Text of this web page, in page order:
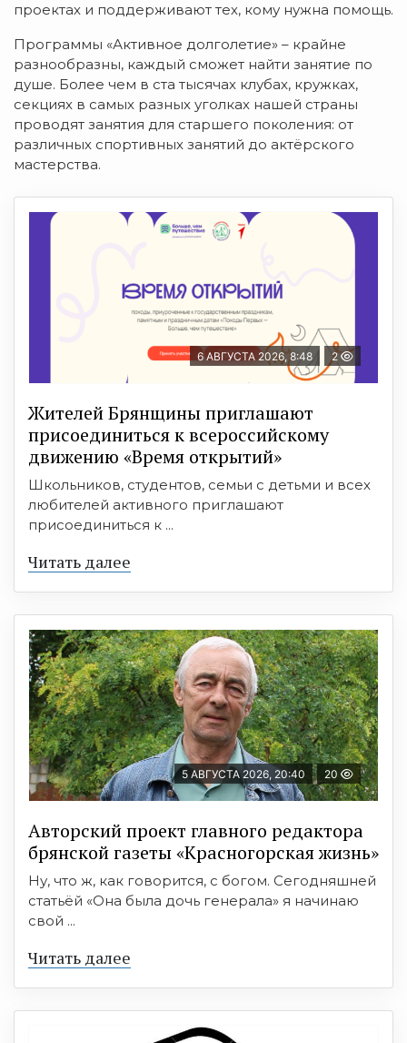
проектах и поддерживают тех, кому нужна помощь.
Программы «Активное долголетие» – крайне
разнообразны, каждый сможет найти занятие по
душе. Более чем в ста тысячах клубах, кружках,
секциях в самых разных уголках нашей страны
проводят занятия для старшего поколения: от
различных спортивных занятий до актёрского
мастерства.
6 АВГУСТА 2026, 8:48 2
Жителей Брянщины приглашают
присоединиться к всероссийскому
движению «Время открытий»
Школьников, студентов, семьи с детьми и всех
любителей активного приглашают
присоединиться к ...
Читать далее
5 АВГУСТА 2026, 20:40 20
Авторский проект главного редактора
брянской газеты «Красногорская жизнь»
Ну, что ж, как говорится, с богом. Сегодняшней
статьёй «Она была дочь генерала» я начинаю
свой ...
Читать далее